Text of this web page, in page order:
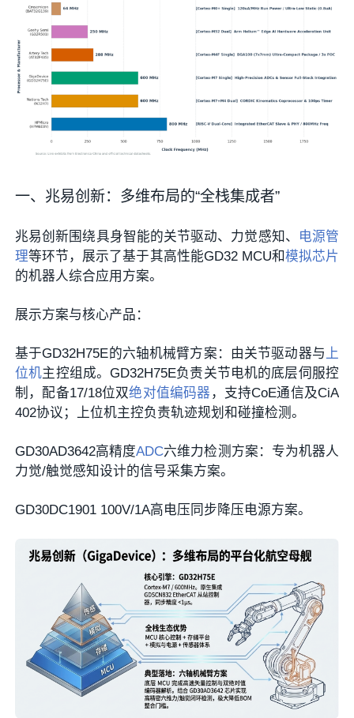
一、兆易创新：多维布局的“全栈集成者”
兆易创新围绕具身智能的关节驱动、力觉感知、
电源管
理等环节，展示了基于其高性能GD32 MCU和模拟芯片
的机器人综合应用方案。
展示方案与核心产品：
基于GD32H75E的六轴机械臂方案 ：由关节驱动器与上
位机主控组成。GD32H75E负责关节电机的底层伺服控
制，配备17/18位双绝对值编码器 ，支持CoE通信及CiA
402协议；上位机主控负责轨迹规划和碰撞检测。
GD30AD3642高精度ADC六维力检测方案 ：专为机器人
力觉/触觉感知设计的信号采集方案。
GD30DC1901 100V/1A高电压同步降压电源方案。